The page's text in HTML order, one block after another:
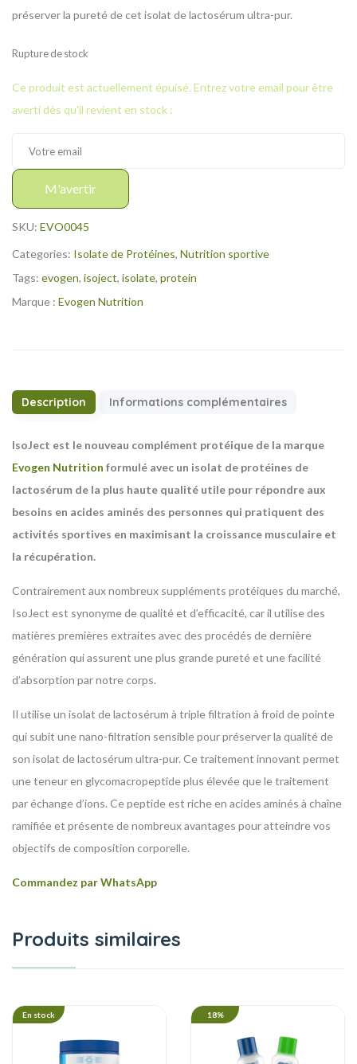
préserver la pureté de cet isolat de lactosérum ultra-pur.
Rupture de stock
Ce produit est actuellement épuisé. Entrez votre email pour être
averti dès qu'il revient en stock :
M'avertir
SKU: EVO0045
Categories: Isolate de Protéines, Nutrition sportive
Tags: evogen, isoject, isolate, protein
Marque : Evogen Nutrition
Description Informations complémentaires
IsoJect est le nouveau complément protéique de la marque
Evogen Nutrition formulé avec un isolat de protéines de
lactosérum de la plus haute qualité utile pour répondre aux
besoins en acides aminés des personnes qui pratiquent des
activités sportives en maximisant la croissance musculaire et
la récupération.
Contrairement aux nombreux suppléments protéiques du marché,
IsoJect est synonyme de qualité et d’efficacité, car il utilise des
matières premières extraites avec des procédés de dernière
génération qui assurent une plus grande pureté et une facilité
d’absorption par notre corps.
Il utilise un isolat de lactosérum à triple filtration à froid de pointe
qui subit une nano-filtration sensible pour préserver la qualité de
son isolat de lactosérum ultra-pur. Ce traitement innovant permet
une teneur en glycomacropeptide plus élevée que le traitement
par échange d’ions. Ce peptide est riche en acides aminés à chaîne
ramifiée et présente de nombreux avantages pour atteindre vos
objectifs de composition corporelle.
Commandez par WhatsApp
Produits similaires
En stock 18%